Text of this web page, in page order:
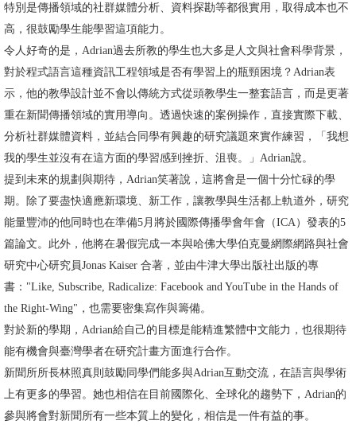
回
首
頁
臺
大
首
頁
網
站
導
覽
特別是傳播領域的社群媒體分析、資料探勘等都很實用，取得成本也不
高，很鼓勵學生能學習這項能力。
令人好奇的是，Adrian過去所教的學生也大多是人文與社會科學背景，
對於程式語言這種資訊工程領域是否有學習上的瓶頸困境？Adrian表
示，他的教學設計並不會以傳統方式從頭教學生一整套語言，而是更著
重在新聞傳播領域的實用導向。透過快速的案例操作，直接實際下載、
分析社群媒體資料，並結合同學有興趣的研究議題來實作練習，「我想
我的學生並沒有在這方面的學習感到挫折、沮喪。」Adrian說。
提到未來的規劃與期待，Adrian笑著說，這將會是一個十分忙碌的學
期。除了要盡快適應新環境、新工作，讓教學與生活都上軌道外，研究
能量豐沛的他同時也在準備5月將於國際傳播學會年會（ICA）發表的5
篇論文。此外，他將在暑假完成一本與哈佛大學伯克曼網際網路與社會
研究中心研究員Jonas Kaiser 合著，並由牛津大學出版社出版的專
書："Like, Subscribe, Radicalize: Facebook and YouTube in the Hands of
the Right-Wing"，也需要密集寫作與籌備。
對於新的學期，Adrian給自己的目標是能精進繁體中文能力，也很期待
能有機會與臺灣學者在研究計畫方面進行合作。
新聞所所長林照真則鼓勵同學們能多與Adrian互動交流，在語言與學術
上有更多的學習。她也相信在目前國際化、全球化的趨勢下，Adrian的
參與將會對新聞所有一些本質上的變化，相信是一件有益的事。